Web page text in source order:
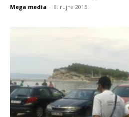
Mega media - 8. rujna 2015.